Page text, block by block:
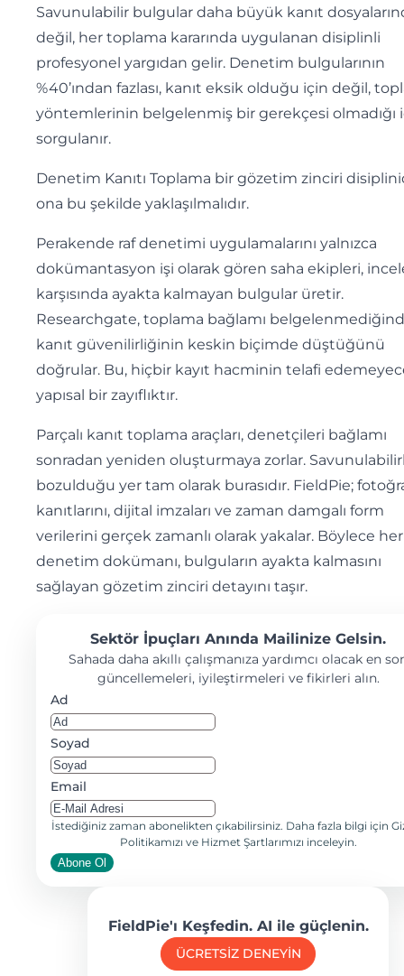
Savunulabilir bulgular daha büyük kanıt
değil, her toplama kararında uygulanan disiplinli
profesyonel yargıdan gelir. Denetim bulgularının
%40’ından fazlası, kanıt eksik olduğu için değil,
yöntemlerinin belgelenmiş bir gerekçesi olmadığı
sorgulanır.
Denetim Kanıtı Toplama bir gözetim zinciri
ona bu şekilde yaklaşılmalıdır.
Perakende raf denetimi uygulamalarını yalnızca
dokümantasyon işi olarak gören saha ekipleri,
karşısında ayakta kalmayan bulgular üretir.
Researchgate, toplama bağlamı
kanıt güvenilirliğinin keskin biçimde düştüğünü
doğrular. Bu, hiçbir kayıt hacminin telafi
yapısal bir zayıflıktır.
Parçalı kanıt toplama araçları, denetçileri bağlamı
sonradan yeniden oluşturmaya zorlar.
bozulduğu yer tam olarak burasıdır. FieldPie;
kanıtlarını, dijital imzaları ve zaman damgalı form
verilerini gerçek zamanlı olarak yakalar. Böylece her
denetim dokümanı, bulguların ayakta kalmasını
sağlayan gözetim zinciri detayını taşır.
Sektör İpuçları Anında Mailinize Gelsin.
Sahada daha akıllı çalışmanıza yardımcı olacak en
güncellemeleri, iyileştirmeleri ve fikirleri alın.
Ad
Soyad
Email
İstediğiniz zaman abonelikten çıkabilirsiniz. Daha fazla bilgi için
Politikamızı ve Hizmet Şartlarımızı inceleyin.
Abone Ol
FieldPie'ı Keşfedin. AI ile güçlenin.
ÜCRETSİZ DENEYİN